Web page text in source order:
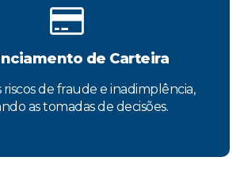
de Carteira
riscos de fraude e inadimplência,
as tomadas de decisões.